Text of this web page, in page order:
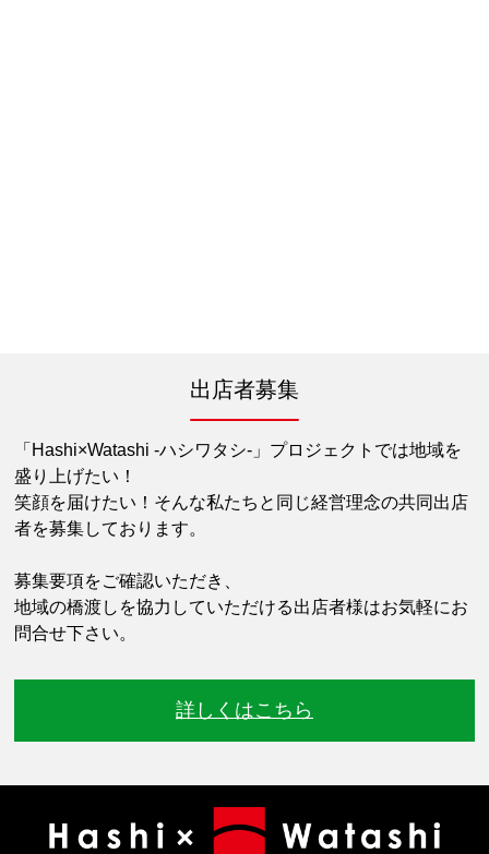
出店者募集
「Hashi×Watashi -ハシワタシ-」プロジェクトでは地域を
盛り上げたい！
笑顔を届けたい！そんな私たちと同じ経営理念の共同出店
者を募集しております。
募集要項をご確認いただき、
地域の橋渡しを協力していただける出店者様はお気軽にお
問合せ下さい。
詳しくはこちら